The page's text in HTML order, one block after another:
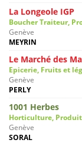
La Longeole IGP
Boucher Traiteur,
Genève
MEYRIN
Le Marché des
Epicerie, Fruits et
Genève
PERLY
1001 Herbes
Horticulture,
Genève
SORAL